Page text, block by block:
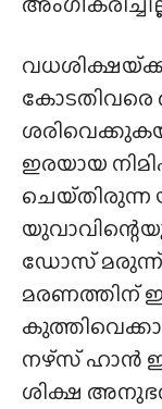
വധശിക്ഷയ്‌ക്ക്
കോടതിവരെ
ഇരയായ
ഡോസ് മരുന്ന്
മരണത്തിന്
നഴ്‌സ് ഹാൻ
ശിക്ഷ